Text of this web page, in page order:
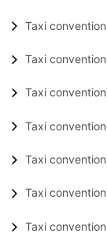
Taxi
Taxi
Taxi
Taxi
Taxi
Taxi
Taxi